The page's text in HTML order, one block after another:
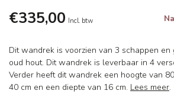
€335,00 Incl. btw
Dit wandrek is voorzien van 3 schappen en
oud hout. Dit wandrek is leverbaar in 4
Verder heeft dit wandrek een hoogte van
40 cm en een diepte van 16 cm. Lees meer.